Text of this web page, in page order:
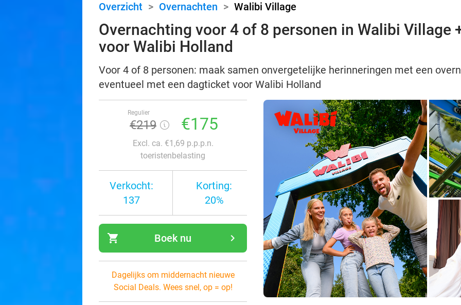
Overzicht > Overnachten > Walibi Village
Overnachting voor 4 of 8 personen in Walibi Village
voor Walibi Holland
Voor 4 of 8 personen: maak samen onvergetelijke herinneringen met een
eventueel met een dagticket voor Walibi Holland
Regulier
€219 €175
Excl. ca. €1,69 p.p.p.n.
toeristenbelasting
Verkocht:
137
Korting:
20%
shopping_cart navigate_next
Boek nu
Dagelijks om middernacht nieuwe
Social Deals. Wees snel, op = op!